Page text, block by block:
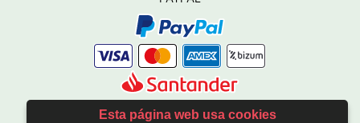
Esta página web usa cookies